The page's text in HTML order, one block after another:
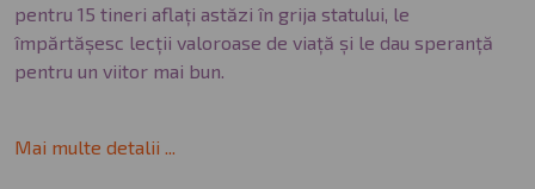
pentru 15 tineri aflați astăzi în grija statului, le
împărtășesc lecții valoroase de viață și le dau speranță
pentru un viitor mai bun.
Mai multe detalii ...